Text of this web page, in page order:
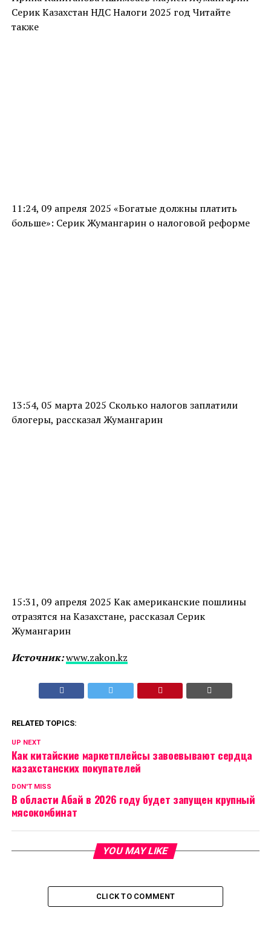
Серик Казахстан НДС Налоги 2025 год Читайте
также
11:24, 09 апреля 2025 «Богатые должны платить
больше»: Серик Жумангарин о налоговой реформе
13:54, 05 марта 2025 Сколько налогов заплатили
блогеры, рассказал Жумангарин
15:31, 09 апреля 2025 Как американские пошлины
отразятся на Казахстане, рассказал Серик
Жумангарин
Источник:www.zakon.kz
RELATED TOPICS:
UP NEXT
Как китайские маркетплейсы завоевывают сердца
казахстанских покупателей
DON'T MISS
В области Абай в 2026 году будет запущен крупный
мясокомбинат
YOU MAY LIKE
CLICK TO COMMENT